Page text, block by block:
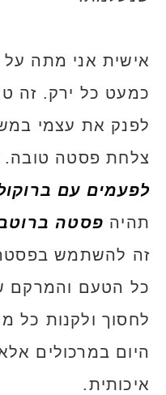
אישית אני מתה
כמעט כל ירק. זה
לפנק את עצמי
צלחת פסטה
לפעמים עם
תהיה פסטה ברוטב
זה להשתמש בפסטה
כל הטעם והמרקם
לחסוך ולקנות כל
היום במרכולים
איכותית.